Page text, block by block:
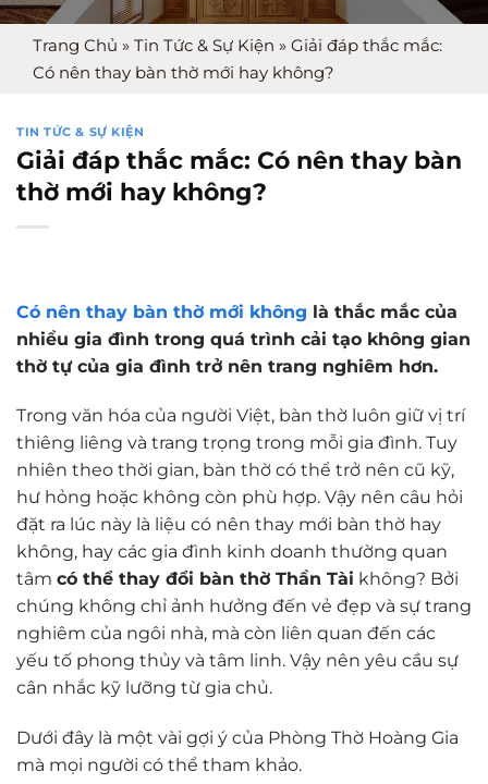
Trang Chủ » Tin Tức & Sự Kiện » Giải đáp thắc mắc:
Có nên thay bàn thờ mới hay không?
TIN TỨC & SỰ KIỆN
Giải đáp thắc mắc: Có nên thay bàn
thờ mới hay không?
Có nên thay bàn thờ mới không là thắc mắc của
nhiều gia đình trong quá trình cải tạo không gian
thờ tự của gia đình trở nên trang nghiêm hơn.
Trong văn hóa của người Việt, bàn thờ luôn giữ vị trí
thiêng liêng và trang trọng trong mỗi gia đình. Tuy
nhiên theo thời gian, bàn thờ có thể trở nên cũ kỹ,
hư hỏng hoặc không còn phù hợp. Vậy nên câu hỏi
đặt ra lúc này là liệu có nên thay mới bàn thờ hay
không, hay các gia đình kinh doanh thường quan
tâm có thể thay đổi bàn thờ Thần Tài không? Bởi
chúng không chỉ ảnh hưởng đến vẻ đẹp và sự trang
nghiêm của ngôi nhà, mà còn liên quan đến các
yếu tố phong thủy và tâm linh. Vậy nên yêu cầu sự
cân nhắc kỹ lưỡng từ gia chủ.
Dưới đây là một vài gợi ý của Phòng Thờ Hoàng Gia
mà mọi người có thể tham khảo.